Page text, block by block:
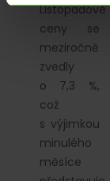
Listopadové
ceny se
meziročně
zvedly
o 7,3 %,
což
s výjimkou
minulého
měsíce